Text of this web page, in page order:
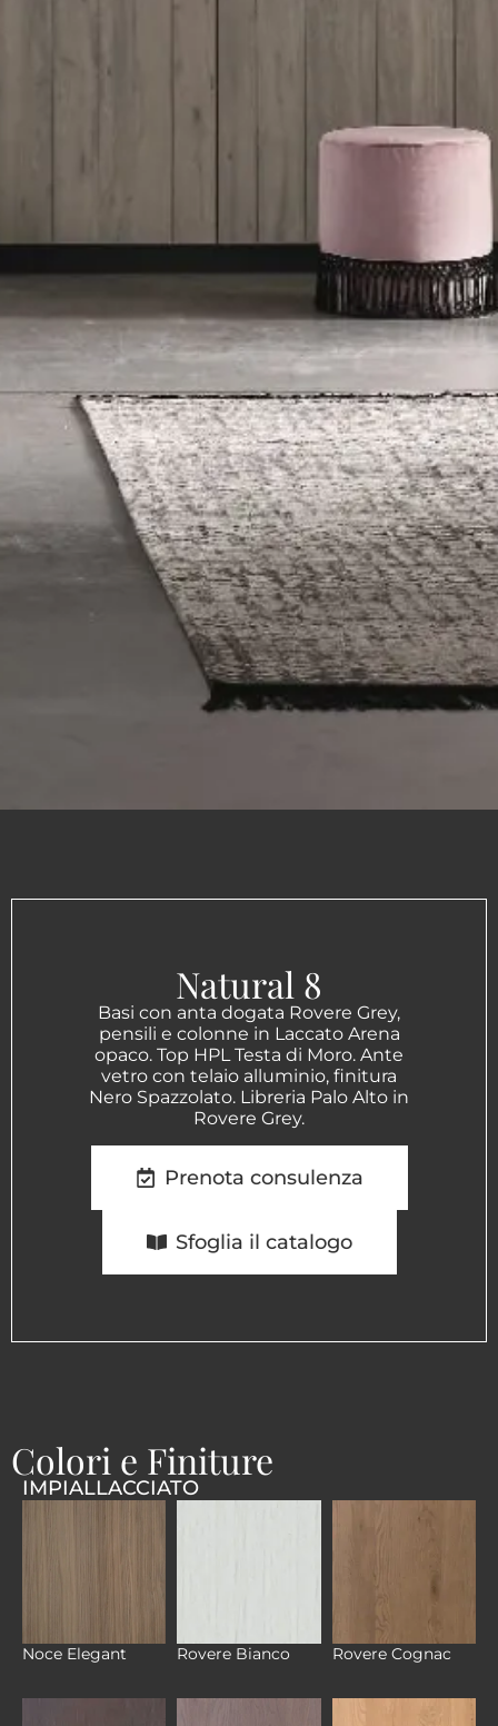
Natural 8
Basi con anta dogata Rovere Grey,
pensili e colonne in Laccato Arena
opaco. Top HPL Testa di Moro. Ante
vetro con telaio alluminio, finitura
Nero Spazzolato. Libreria Palo Alto in
Rovere Grey.
Prenota consulenza
Sfoglia il catalogo
Colori e Finiture
IMPIALLACCIATO
Noce Elegant Rovere Bianco Rovere Cognac